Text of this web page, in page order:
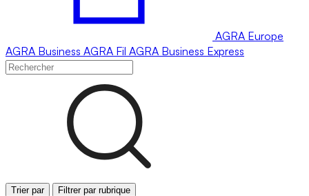
AGRA Europe
AGRA Business AGRA Fil AGRA Business Express
Trier par Filtrer par rubrique